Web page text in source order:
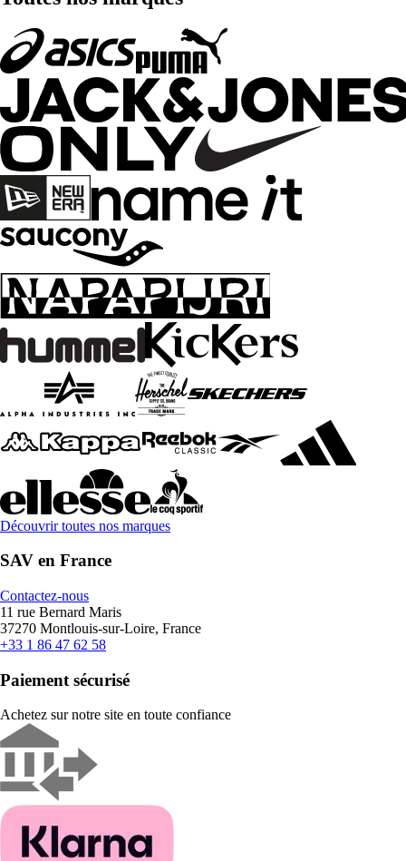
Découvrir toutes nos marques
SAV en France
Contactez-nous
11 rue Bernard Maris
37270 Montlouis-sur-Loire, France
+33 1 86 47 62 58
Paiement sécurisé
Achetez sur notre site en toute confiance